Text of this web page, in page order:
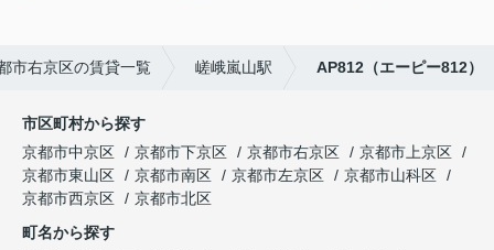
市右京区の賃貸一覧 嵯峨嵐山駅 AP812（エーピー812）
市区町村から探す
京都市中京区
京都市下京区 京都市右京区
京都市上京区
京都市東山区
京都市南区 京都市左京区
京都市山科区
京都市西京区
京都市北区
町名から探す